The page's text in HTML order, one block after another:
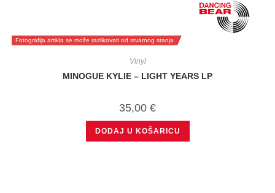
Fotografija artikla se može razlikovati od stvarnog stanja
Vinyl
MINOGUE KYLIE – LIGHT YEARS LP
35,00 €
DODAJ U KOŠARICU